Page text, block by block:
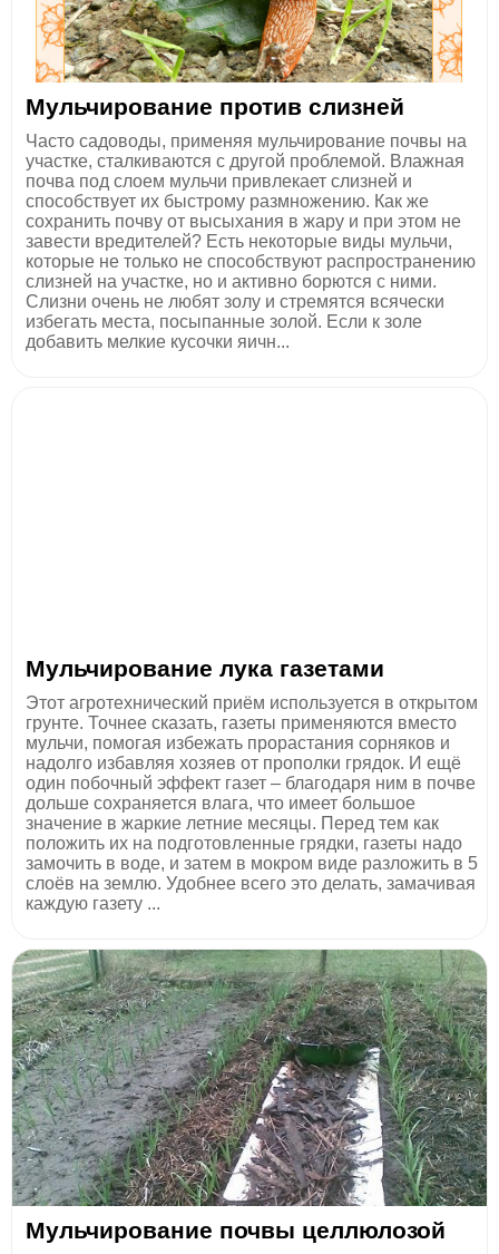
Мульчирование против слизней
Часто садоводы, применяя мульчирование почвы на
участке, сталкиваются с другой проблемой. Влажная
почва под слоем мульчи привлекает слизней и
способствует их быстрому размножению. Как же
сохранить почву от высыхания в жару и при этом не
завести вредителей? Есть некоторые виды мульчи,
которые не только не способствуют распространению
слизней на участке, но и активно борются с ними.
Слизни очень не любят золу и стремятся всячески
избегать места, посыпанные золой. Если к золе
добавить мелкие кусочки яичн...
Мульчирование лука газетами
Этот агротехнический приём используется в открытом
грунте. Точнее сказать, газеты применяются вместо
мульчи, помогая избежать прорастания сорняков и
надолго избавляя хозяев от прополки грядок. И ещё
один побочный эффект газет – благодаря ним в почве
дольше сохраняется влага, что имеет большое
значение в жаркие летние месяцы. Перед тем как
положить их на подготовленные грядки, газеты надо
замочить в воде, и затем в мокром виде разложить в 5
слоёв на землю. Удобнее всего это делать, замачивая
каждую газету ...
Мульчирование почвы целлюлозой